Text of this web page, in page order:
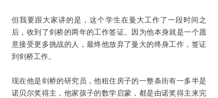
但我要跟大家讲的是，这个学生在曼大工作了一段时间之
后，收到了剑桥的两年的工作签证。因为他本身就是一个愿
意接受更多挑战的人，最终他放弃了曼大的终身工作，签证
到剑桥工作。
现在他是剑桥的研究员，他租住房子的一整条街有一多半是
诺贝尔奖得主，他家孩子的数学启蒙，都是由诺奖得主来完